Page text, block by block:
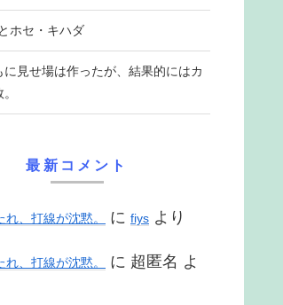
ホセ・キハダ
に見せ場は作ったが、結果的にはカ
最新コメント
れ、打線が沈黙。 に fiys より
れ、打線が沈黙。 に 超匿名 よ